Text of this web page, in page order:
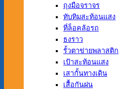
ถุงมือจราจร
ทับทิมสะท้อนแสง
ที่ล็อคล้อรถ
ธงราว
รั้วตาข่ายพลาสติก
เป้าสะท้อนแสง
เสากั้นทางเดิน
เสื้อกันฝน